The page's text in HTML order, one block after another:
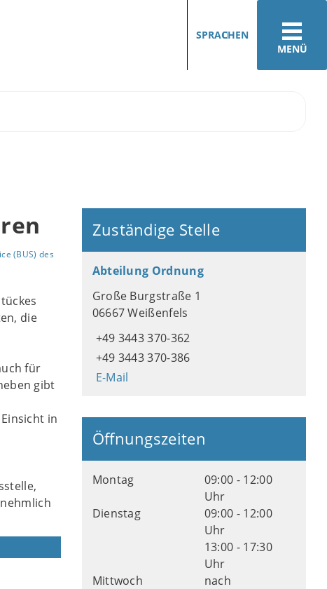
MENÜ
SPRACHEN
(BUS) des
die
für
gibt
in
Zuständige Stelle
Abteilung Ordnung
Große Burgstraße 1
06667 Weißenfels
+49 3443 370-362
+49 3443 370-386
E-Mail
Öffnungszeiten
Montag
09:00 - 12:00
Uhr
Dienstag
09:00 - 12:00
Uhr
13:00 - 17:30
Uhr
Mittwoch
nach